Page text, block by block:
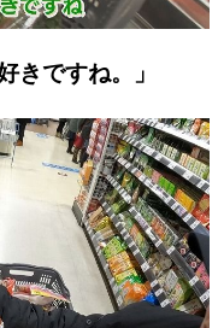
きですね。」